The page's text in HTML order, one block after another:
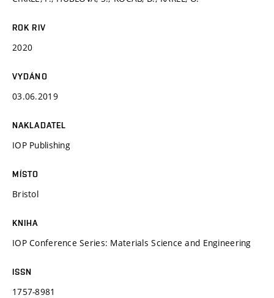
ROK RIV
2020
VYDÁNO
03.06.2019
NAKLADATEL
IOP Publishing
MÍSTO
Bristol
KNIHA
IOP Conference Series: Materials Science and Engineering
ISSN
1757-8981